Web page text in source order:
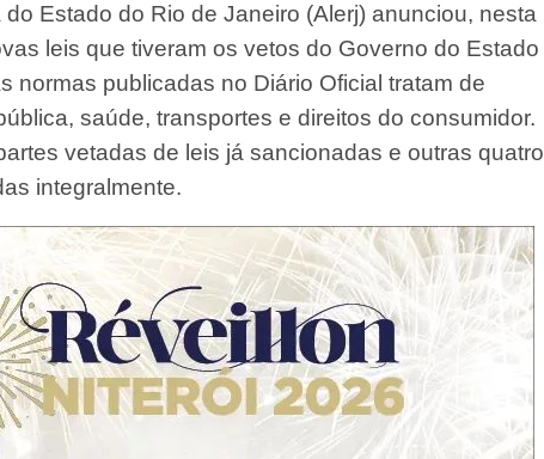
Estado do Rio de Janeiro (Alerj) anunciou, nesta
leis que tiveram os vetos do Governo do Estado
normas publicadas no Diário Oficial tratam de
saúde, transportes e direitos do consumidor.
vetadas de leis já sancionadas e outras quatro
integralmente.